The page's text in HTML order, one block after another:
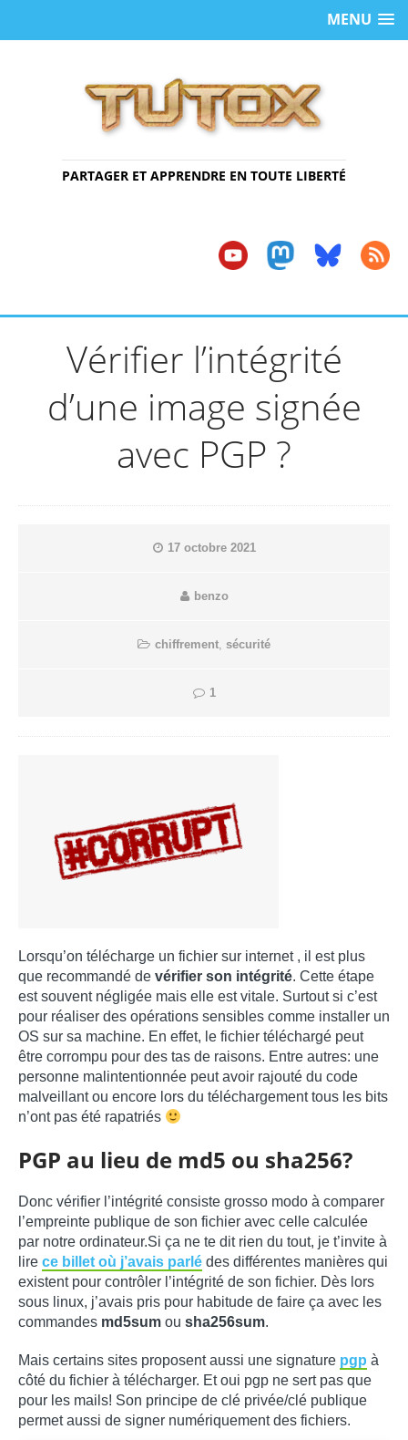
MENU
PARTAGER ET APPRENDRE EN TOUTE LIBERTÉ
Vérifier l’intégrité
d’une image signée
avec PGP ?
17 octobre 2021
benzo
chiffrement sécurité
1
Lorsqu’on télécharge un fichier sur internet , il est plus
que recommandé de vérifier son intégrité. Cette étape
est souvent négligée mais elle est vitale. Surtout si c’est
pour réaliser des opérations sensibles comme installer un
OS sur sa machine. En effet, le fichier téléchargé peut
être corrompu pour des tas de raisons. Entre autres: une
personne malintentionnée peut avoir rajouté du code
malveillant ou encore lors du téléchargement tous les bits
n’ont pas été rapatriés
PGP au lieu de md5 ou sha256?
Donc vérifier l’intégrité consiste grosso modo à comparer
l’empreinte publique de son fichier avec celle calculée
par notre ordinateur.Si ça ne te dit rien du tout, je t’invite à
lire ce billet où j’avais parlé des différentes manières qui
existent pour contrôler l’intégrité de son fichier. Dès lors
sous linux, j’avais pris pour habitude de faire ça avec les
commandes md5sum ou sha256sum.
Mais certains sites proposent aussi une signature pgp à
côté du fichier à télécharger. Et oui pgp ne sert pas que
pour les mails! Son principe de clé privée/clé publique
permet aussi de signer numériquement des fichiers.